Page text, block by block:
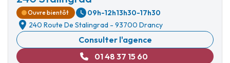
Ouvre bientôt 09h-12h13h30-17h30
240 Route De Stalingrad - 93700 Drancy
Consulter l'agence
01 48 37 15 60